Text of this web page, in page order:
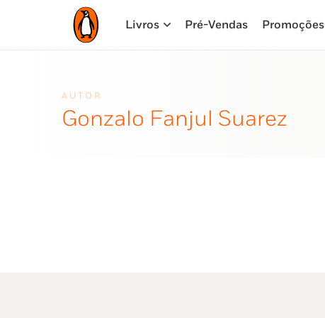
Livros Pré-Vendas Promoções
AUTOR
Gonzalo Fanjul Suarez